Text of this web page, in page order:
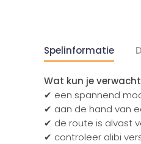
Spelinformatie
Wat kun je
✔ een spannend
✔ aan de hand van
✔ de route is alvast
✔ controleer alibi